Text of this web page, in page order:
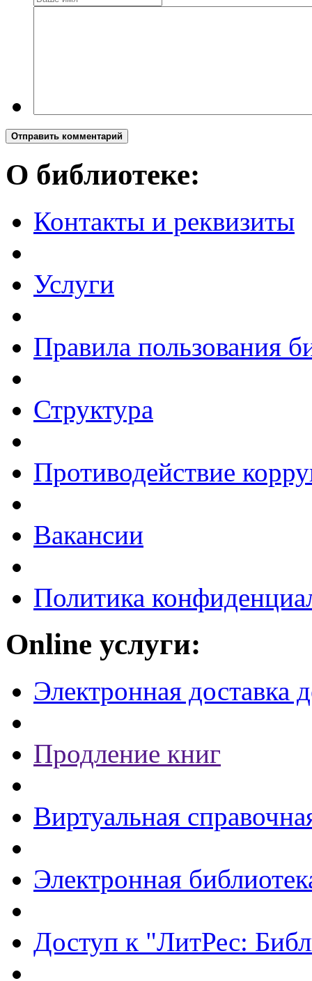
Отправить комментарий
О библиотеке:
Контакты и реквизиты
Услуги
Правила пользования
Структура
Противодействие
Вакансии
Политика
Online услуги:
Электронная доставка
Продление книг
Виртуальная
Электронная
Доступ к "ЛитРес: